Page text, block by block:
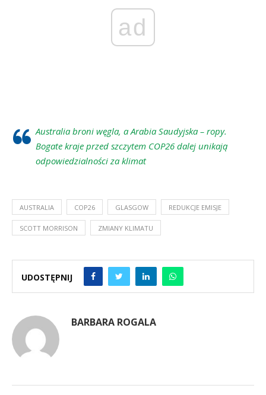
ad
Australia broni węgla, a Arabia Saudyjska – ropy.
Bogate kraje przed szczytem COP26 dalej unikają
odpowiedzialności za klimat
AUSTRALIA COP26 GLASGOW REDUKCJE EMISJE
SCOTT MORRISON ZMIANY KLIMATU
UDOSTĘPNIJ
BARBARA ROGALA